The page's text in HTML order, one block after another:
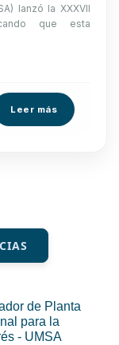
lanzó la XXXVII
que esta
Leer más
de Planta
para la
- UMSA